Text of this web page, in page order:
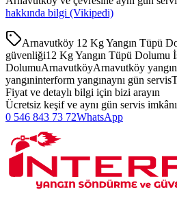
hakkında bilgi (Vikipedi)
Arnavutköy 12 Kg Yangın Tüpü
güvenliği12 Kg Yangın Tüpü Dolumu
DolumuArnavutköyArnavutköy
yangıninterform yangınaynı gün servis
Fiyat ve detaylı bilgi için bizi arayın
Ücretsiz keşif ve aynı gün servis
0 546 843 73 72WhatsApp